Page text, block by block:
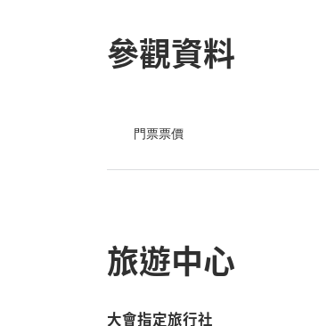
參觀資料
門票票價
旅遊中心
大會指定旅行社